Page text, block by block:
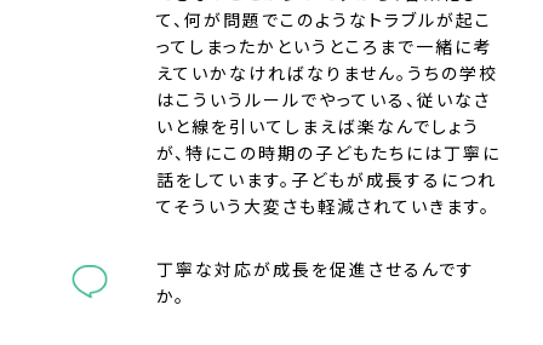
て、何が問題でこのようなトラブルが起こ
ってしまったかというところまで一緒に考
えていかなければなりません。うちの学校
はこういうルールでやっている、従いなさ
いと線を引いてしまえば楽なんでしょう
が、特にこの時期の子どもたちには丁寧に
話をしています。子どもが成長するにつれ
てそういう大変さも軽減されていきます。
丁寧な対応が成長を促進させるんです
か。